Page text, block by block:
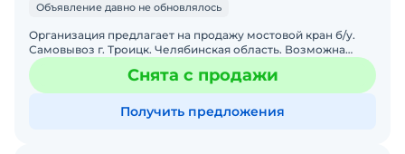
Объявление давно не обновлялось
Организация предлагает на продажу мостовой кран б/у.
Самовывоз г. Троицк. Челябинская область. Возможна
Снята с продажи
Получить предложения